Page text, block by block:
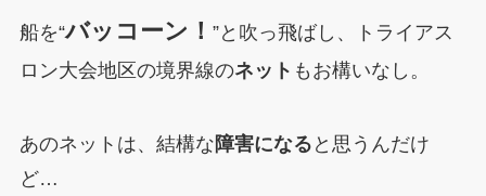
船を“バッコーン！ ”と吹っ飛ばし、トライアス
ロン大会地区の境界線のネット もお構いなし。
あのネットは、結構な障害になる と思うんだけ
ど…